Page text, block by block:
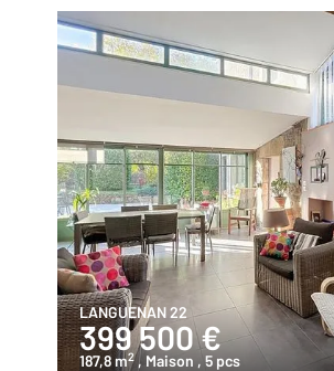
LANGUENAN 22
399 500 €
187,8 m2 , Maison , 5 pcs